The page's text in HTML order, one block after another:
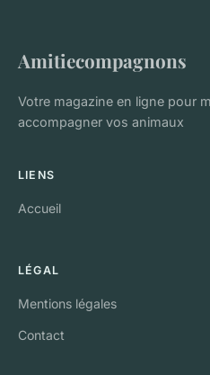
Amitiecompagnons
Votre magazine en ligne pour
accompagner vos animaux
LIENS
Accueil
LÉGAL
Mentions légales
Contact